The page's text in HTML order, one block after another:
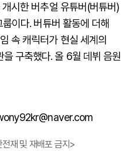
시한 버추얼 유튜버(버튜버)
이다. 버튜버 활동에 더해
속 캐릭터가 현실 세계의
구축했다. 올 6월 데뷔 음원
재 및 재배포 금지>